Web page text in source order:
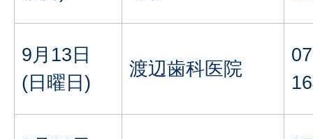
9月13日
(日曜日)
渡辺歯科医院